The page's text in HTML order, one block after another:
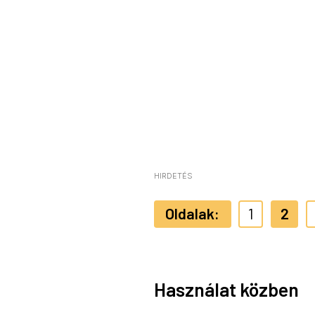
HIRDETÉS
1 2
Használat közben